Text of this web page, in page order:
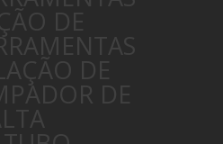
DE
DE
DE